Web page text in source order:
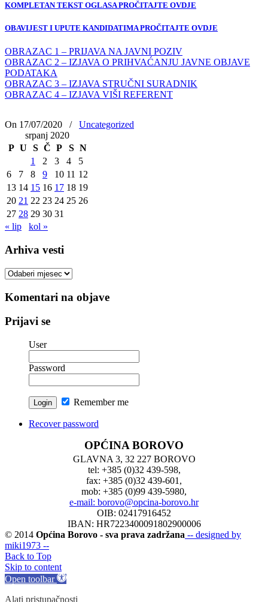
KOMPLETAN TEKST OGLASA PROČITAJTE OVDJE
OBAVIJEST I UPUTE KANDIDATIMA PROČITAJTE OVDJE
OBRAZAC 1 – PRIJAVA NA JAVNI POZIV
OBRAZAC 2 – IZJAVA O PRIHVAĆANJU JAVNE OBJAVE
PODATAKA
OBRAZAC 3 – IZJAVA STRUČNI SURADNIK
OBRAZAC 4 – IZJAVA VIŠI REFERENT
On 17/07/2020 /
Uncategorized
srpanj 2020
P U S Č P S N
1
2 3 4
5
6
7 8 9 10 11 12
13 14 15 16 17 18 19
20 21 22 23 24 25 26
27 28 29 30 31
« lip
kol »
Arhiva vesti
Arhiva
Komentari na objave
Prijavi se
User
Password
Remember me
Recover password
OPĆINA BOROVO
GLAVNA 3, 32 227 BOROVO
tel: +385 (0)32 439-598,
fax: +385 (0)32 439-601,
mob: +385 (0)99 439-5980,
e-mail: borovo@opcina-borovo.hr
OIB: 02417916452
IBAN: HR7223400091802900006
© 2014 Općina Borovo - sva prava zadržana -- designed by
miki1973 --
Back to Top
Skip to content
Open toolbar
Alati pristupačnosti